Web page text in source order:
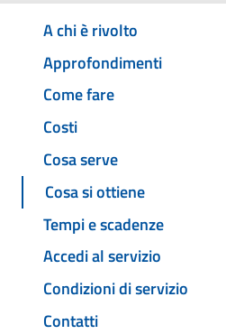
A chi è rivolto
Approfondimenti
Come fare
Costi
Cosa serve
Cosa si ottiene
Tempi e scadenze
Accedi al servizio
Condizioni di servizio
Contatti